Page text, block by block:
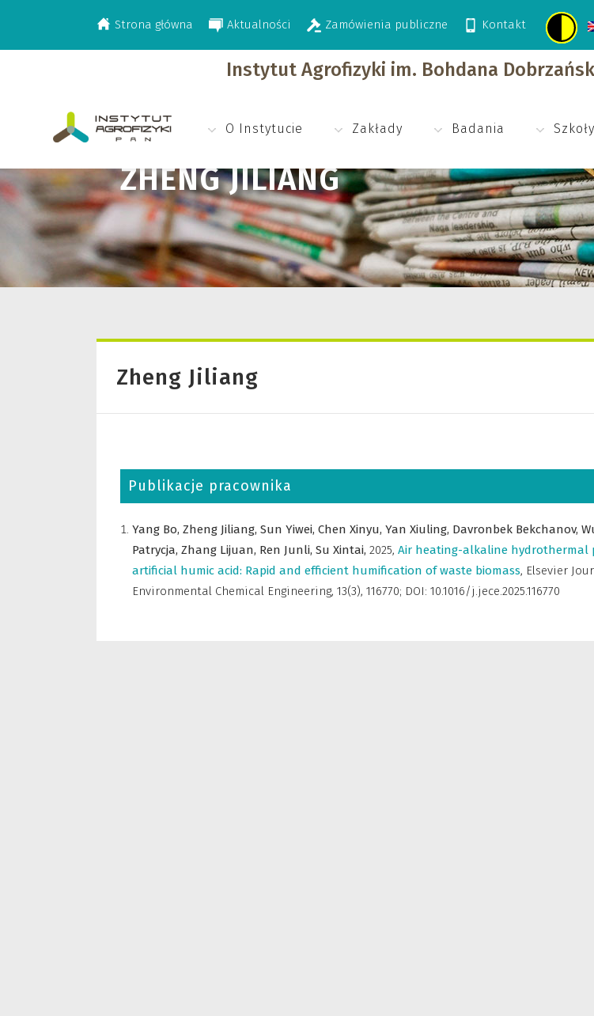
Strona główna Aktualności Zamówienia publiczne Kontakt
Instytut Agrofizyki im. Bohdana
O Instytucie Zakłady Badania
ZHENG JILIANG
>Zheng Jiliang
Zheng Jiliang
Publikacje pracownika
Yang Bo, Zheng Jiliang, Sun Yiwei, Chen Xinyu, Yan Xiuling, Davronbek Bekchanov,
Patrycja, Zhang Lijuan, Ren Junli, Su Xintai, 2025, Air heating-alkaline hydrothermal
artificial humic acid: Rapid and efficient humification of waste biomass, Elsevier
Environmental Chemical Engineering, 13(3), 116770; DOI: 10.1016/j.jece.2025.116770